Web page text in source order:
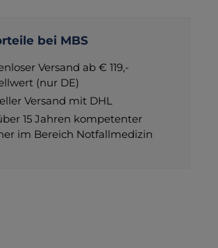
bei MBS
Versand ab € 119,-
(nur DE)
Versand mit DHL
15 Jahren kompetenter
im Bereich Notfallmedizin